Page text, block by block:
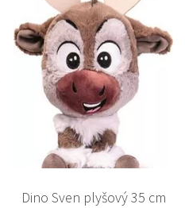
Dino Sven plyšový 35 cm